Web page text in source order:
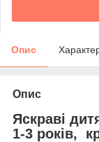
Опис
Опис
Яскраві
1-3 років,